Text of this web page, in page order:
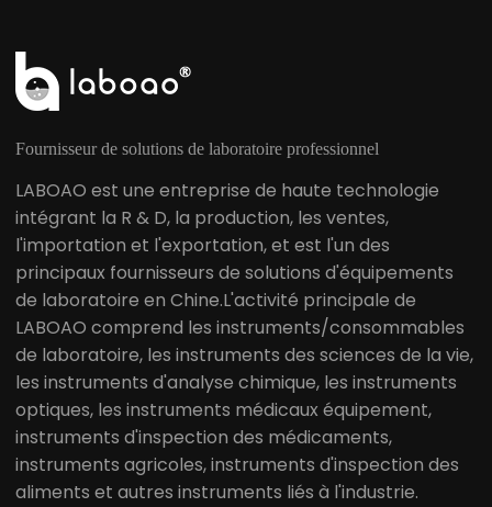
Fournisseur de solutions de laboratoire professionnel
LABOAO est une entreprise de haute technologie
intégrant la R & D, la production, les ventes,
l'importation et l'exportation, et est l'un des
principaux fournisseurs de solutions d'équipements
de laboratoire en Chine.L'activité principale de
LABOAO comprend les instruments/consommables
de laboratoire, les instruments des sciences de la vie,
les instruments d'analyse chimique, les instruments
optiques, les instruments médicaux équipement,
instruments d'inspection des médicaments,
instruments agricoles, instruments d'inspection des
aliments et autres instruments liés à l'industrie.